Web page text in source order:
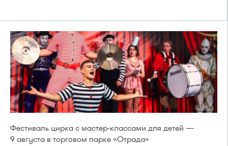
Фестиваль цирка с мастер-классами для детей —
9 августа в торговом парке «Отрада»